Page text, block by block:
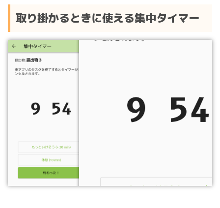
取り掛かるときに使える集中タイマー